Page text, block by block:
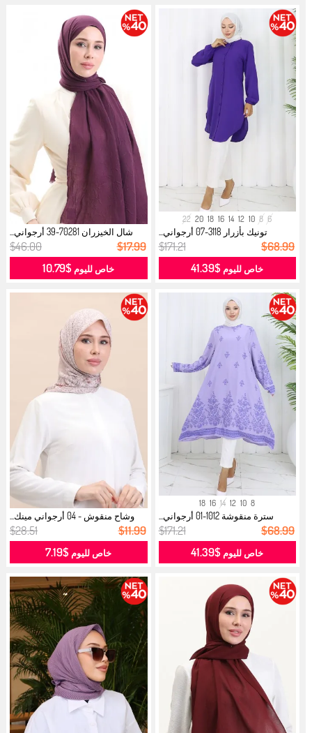
6
8
10
12
14
16
18
20
22
تونيك بأزرار 3118-07 أرجواني...
$171.21 $68.99
خاص لليوم $41.39
شال الخيزران 70281-39 أرجواني...
$46.00 $17.99
خاص لليوم $10.79
8
10
12
14
16
18
سترة منقوشة 1012-01 أرجواني...
$171.21 $68.99
خاص لليوم $41.39
وشاح منقوش - 04 أرجواني مينك...
$28.51 $11.99
خاص لليوم $7.19